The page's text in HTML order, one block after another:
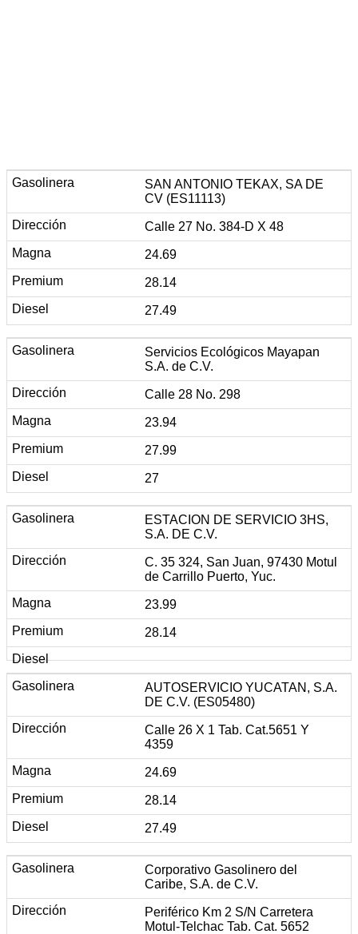
SAN ANTONIO TEKAX, SA DE
CV (ES11113)
Calle 27 No. 384-D X 48
24.69
28.14
27.49
Servicios Ecológicos Mayapan
S.A. de C.V.
Calle 28 No. 298
23.94
27.99
27
ESTACION DE SERVICIO 3HS,
S.A. DE C.V.
C. 35 324, San Juan, 97430 Motul
de Carrillo Puerto, Yuc.
23.99
28.14
AUTOSERVICIO YUCATAN, S.A.
DE C.V. (ES05480)
Calle 26 X 1 Tab. Cat.5651 Y
4359
24.69
28.14
27.49
Corporativo Gasolinero del
Caribe, S.A. de C.V.
Periférico Km 2 S/N Carretera
Motul-Telchac Tab. Cat. 5652